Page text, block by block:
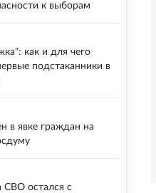
к выборам
как и для чего
подстаканники в
в явке граждан на
СВО остался с